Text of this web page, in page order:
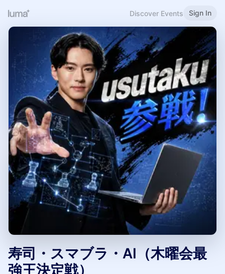
Discover Events Sign In
寿司・スマブラ・AI（木曜会最
強王決定戦）